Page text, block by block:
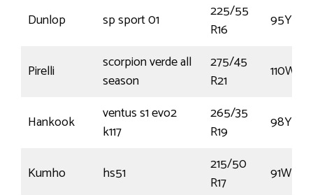
Dunlop sp sport 01
225/55
R16
95Y
Pirelli
scorpion verde all
season
275/45
R21
110W
Hankook
ventus s1 evo2
k117
265/35
R19
98Y
Kumho hs51
215/50
R17
91W